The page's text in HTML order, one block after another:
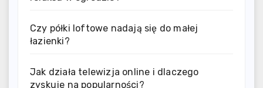
Czy półki loftowe nadają się do małej
łazienki?
Jak działa telewizja online i dlaczego
zyskuje na popularności?